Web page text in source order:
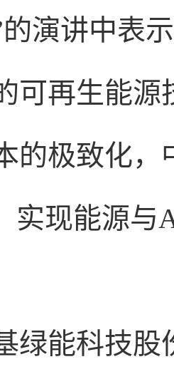
演讲中表
可再生能
的极致化，
实现能源
绿能科技